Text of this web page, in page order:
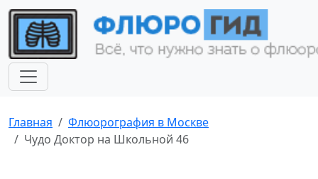
Главная
Флюорография в Москве
Чудо Доктор на Школьной 46